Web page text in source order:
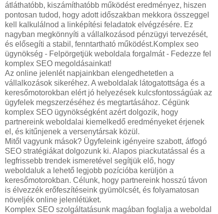
átláthatóbb, kiszámíthatóbb működést eredményez, hiszen
pontosan tudod, hogy adott időszakban mekkora összeggel
kell kalkulálnod a linképítési feladatok elvégzésére. Ez
nagyban megkönnyíti a vállalkozásod pénzügyi tervezését,
és elősegíti a stabil, fenntartható működést.Komplex seo
ügynökség - Felpörgetjük weboldala forgalmát - Fedezze fel
komplex SEO megoldásainkat!
Az online jelenlét napjainkban elengedhetetlen a
vállalkozások sikeréhez. A weboldalak látogatottsága és a
keresőmotorokban elért jó helyezések kulcsfontosságúak az
ügyfelek megszerzéséhez és megtartásához. Cégünk
komplex SEO ügynökségként azért dolgozik, hogy
partnereink weboldalai kiemelkedő eredményeket érjenek
el, és kitűnjenek a versenytársak közül.
Mitől vagyunk mások? Ügyfeleink igényeire szabott, átfogó
SEO stratégiákat dolgozunk ki. Alapos piackutatással és a
legfrissebb trendek ismeretével segítjük elő, hogy
weboldaluk a lehető legjobb pozícióba kerüljön a
keresőmotorokban. Célunk, hogy partnereink hosszú távon
is élvezzék erőfeszítéseink gyümölcsét, és folyamatosan
növeljék online jelenlétüket.
Komplex SEO szolgáltatásunk magában foglalja a weboldal